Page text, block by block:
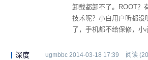
卸载都卸不了。ROOT？
技术呢？小白用户听都没
了，手机都不给保修，小
深度 ugmbbc 2014-03-18 17:39 阅读